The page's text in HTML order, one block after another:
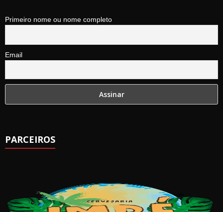
Primeiro nome ou nome completo
Email
PARCEIROS